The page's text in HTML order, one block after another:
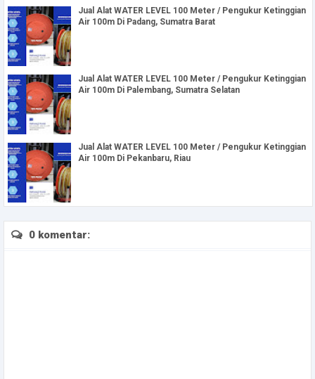
Jual Alat WATER LEVEL 100 Meter / Pengukur Ketinggian
Air 100m Di Padang, Sumatra Barat
Jual Alat WATER LEVEL 100 Meter / Pengukur Ketinggian
Air 100m Di Palembang, Sumatra Selatan
Jual Alat WATER LEVEL 100 Meter / Pengukur Ketinggian
Air 100m Di Pekanbaru, Riau
0 komentar: